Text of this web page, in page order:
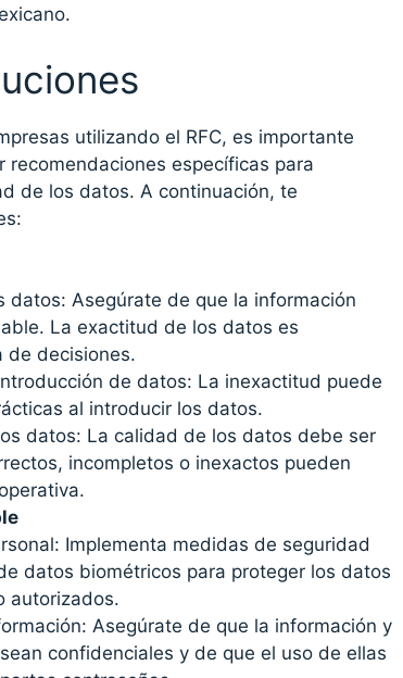
utilizando el RFC, es importante
específicas para
de los datos. A continuación, te
datos: Asegúrate de que la información
La exactitud de los datos es
de decisiones.
de datos: La inexactitud puede
al introducir los datos.
datos: La calidad de los datos debe ser
incompletos o inexactos pueden
Implementa medidas de seguridad
datos biométricos para proteger los datos
autorizados.
Asegúrate de que la información y
confidenciales y de que el uso de ellas